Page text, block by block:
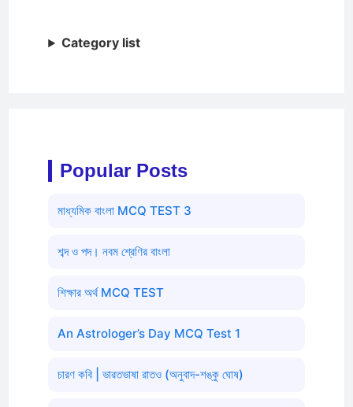
Category list
Popular Posts
মাধ্যমিক বাংলা MCQ TEST 3
শব্দ ও পদ। নবম শ্রেণির বাংলা
শিক্ষার অর্থ MCQ TEST
An Astrologer’s Day MCQ Test 1
চারণ কবি | ভারতভাষা রাতও (অনুবাদ-শঙ্কু ঘোষ)